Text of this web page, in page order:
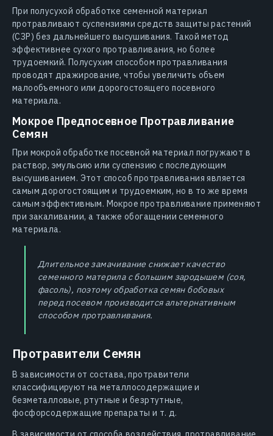
При полусухой обработке семенной материал
протравливают суспензиями средств защиты растений
(СЗР) без дальнейшего высушивания. Такой метод
эффективнее сухого протравливания, но более
трудоемкий. Полусухим способом протравливания
проводят дражирование, чтобы увеличить объем
малообъемного или дорогостоящего посевного
материала.
Мокрое Предпосевное Протравливание
Семян
При мокрой обработке посевной материал погружают в
раствор, эмульсию или суспензию с последующим
высушиванием. Этот способ протравливания является
самым дорогостоящим и трудоемким, но в то же время
самым эффективным. Мокрое протравливание применяют
при закаливании, а также обогащении семенного
материала.
Длительное замачивание снижает качество
семенного материла с большим зародышем (соя,
фасоль), поэтому обработка семян бобовых
перед посевом производится альтернативным
способом протравливания.
Протравители Семян
В зависимости от состава, протравители
классифицируют на металлосодержащие и
безметалловые, ртутные и безртутные,
фосфорсодержащие препараты и т. д.